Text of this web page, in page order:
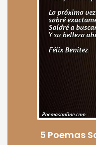
5 Poemas